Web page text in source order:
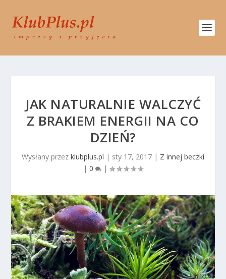
JAK NATURALNIE WALCZYĆ
Z BRAKIEM ENERGII NA CO
DZIEŃ?
Wysłany przez klubplus.pl | sty 17, 2017 | Z innej beczki
| 0 |